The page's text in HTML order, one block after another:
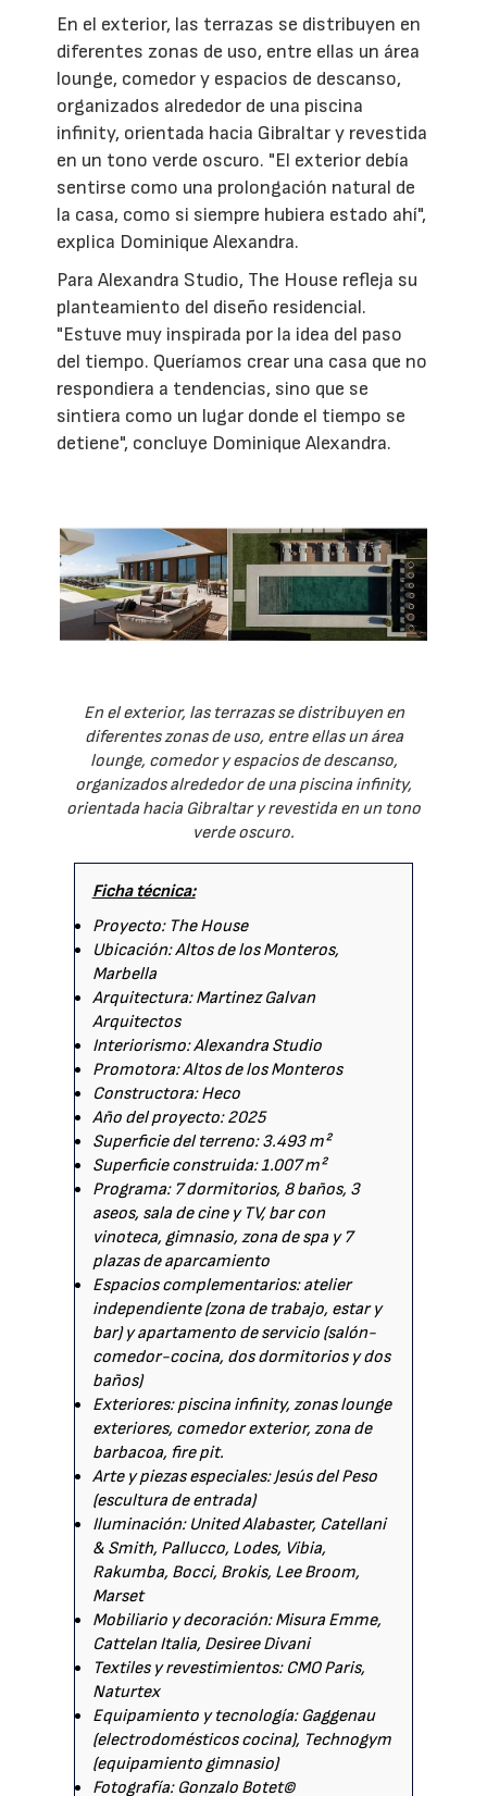
En el exterior, las terrazas se distribuyen en
diferentes zonas de uso, entre ellas un área
lounge, comedor y espacios de descanso,
organizados alrededor de una piscina
infinity, orientada hacia Gibraltar y revestida
en un tono verde oscuro. "El exterior debía
sentirse como una prolongación natural de
la casa, como si siempre hubiera estado ahí",
explica Dominique Alexandra.
Para Alexandra Studio, The House refleja su
planteamiento del diseño residencial.
"Estuve muy inspirada por la idea del paso
del tiempo. Queríamos crear una casa que no
respondiera a tendencias, sino que se
sintiera como un lugar donde el tiempo se
detiene", concluye Dominique Alexandra.
En el exterior, las terrazas se distribuyen en
diferentes zonas de uso, entre ellas un área
lounge, comedor y espacios de descanso,
organizados alrededor de una piscina infinity,
orientada hacia Gibraltar y revestida en un tono
verde oscuro.
Ficha técnica:
Proyecto: The House
Ubicación: Altos de los Monteros,
Marbella
Arquitectura: Martinez Galvan
Arquitectos
Interiorismo: Alexandra Studio
Promotora: Altos de los Monteros
Constructora: Heco
Año del proyecto: 2025
Superficie del terreno: 3.493 m²
Superficie construida: 1.007 m²
Programa: 7 dormitorios, 8 baños, 3
aseos, sala de cine y TV, bar con
vinoteca, gimnasio, zona de spa y 7
plazas de aparcamiento
Espacios complementarios: atelier
independiente (zona de trabajo, estar y
bar) y apartamento de servicio (salón-
comedor-cocina, dos dormitorios y dos
baños)
Exteriores: piscina infinity, zonas lounge
exteriores, comedor exterior, zona de
barbacoa, fire pit.
Arte y piezas especiales: Jesús del Peso
(escultura de entrada)
Iluminación: United Alabaster, Catellani
& Smith, Pallucco, Lodes, Vibia,
Rakumba, Bocci, Brokis, Lee Broom,
Marset
Mobiliario y decoración: Misura Emme,
Cattelan Italia, Desiree Divani
Textiles y revestimientos: CMO Paris,
Naturtex
Equipamiento y tecnología: Gaggenau
(electrodomésticos cocina), Technogym
(equipamiento gimnasio)
Fotografía: Gonzalo Botet©